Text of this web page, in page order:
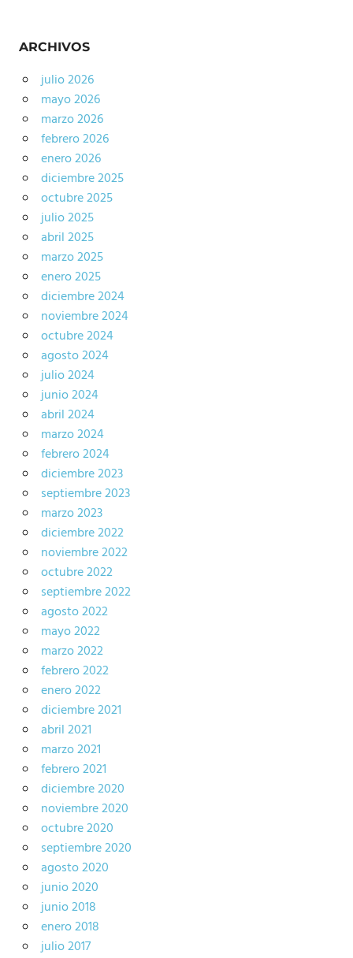
ARCHIVOS
julio 2026
mayo 2026
marzo 2026
febrero 2026
enero 2026
diciembre 2025
octubre 2025
julio 2025
abril 2025
marzo 2025
enero 2025
diciembre 2024
noviembre 2024
octubre 2024
agosto 2024
julio 2024
junio 2024
abril 2024
marzo 2024
febrero 2024
diciembre 2023
septiembre 2023
marzo 2023
diciembre 2022
noviembre 2022
octubre 2022
septiembre 2022
agosto 2022
mayo 2022
marzo 2022
febrero 2022
enero 2022
diciembre 2021
abril 2021
marzo 2021
febrero 2021
diciembre 2020
noviembre 2020
octubre 2020
septiembre 2020
agosto 2020
junio 2020
junio 2018
enero 2018
julio 2017